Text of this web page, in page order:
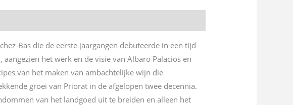
Bas die de eerste jaargangen debuteerde in een tijd
het werk en de visie van Albaro Palacios en
van het maken van ambachtelijke wijn die
groei van Priorat in de afgelopen twee decennia.
van het landgoed uit te breiden en alleen het